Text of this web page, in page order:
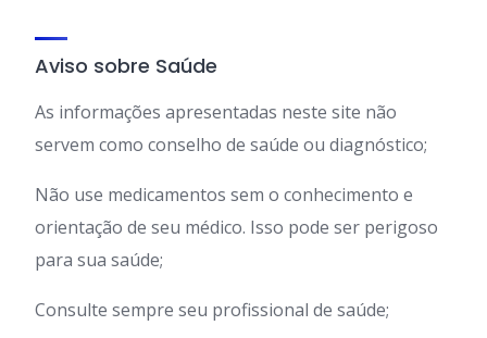
Aviso sobre Saúde
As informações apresentadas neste site não
servem como conselho de saúde ou diagnóstico;
Não use medicamentos sem o conhecimento e
orientação de seu médico. Isso pode ser perigoso
para sua saúde;
Consulte sempre seu profissional de saúde;